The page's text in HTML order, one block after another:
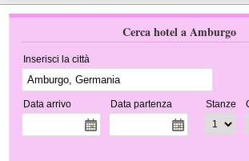
Cerca hotel a Amburgo
Inserisci la città
Data arrivo Data partenza Stanze